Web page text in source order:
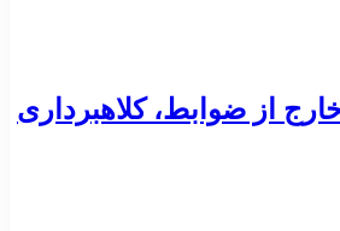
از ضوابط، کلاهبرداری